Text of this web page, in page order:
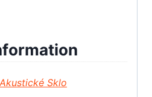
Akustické Sklo